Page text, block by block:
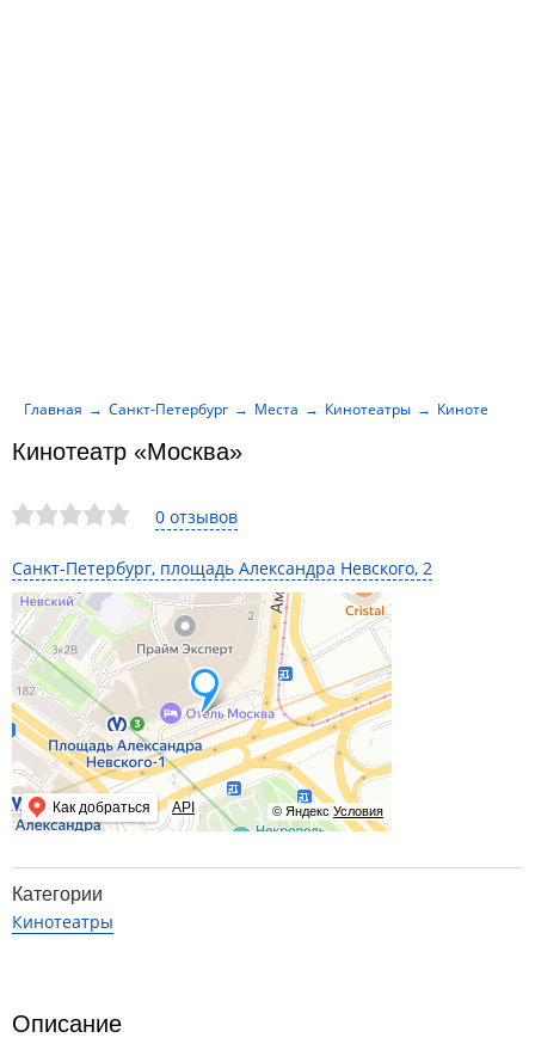
0 отзывов
Санкт-Петербург, площадь Александра Невского, 2
© Яндекс Условия
Как добраться API
Кинотеатр «Москва»
Главная Санкт-Петербург Места Кинотеатры Кинотеатр
Категории
Кинотеатры
Описание